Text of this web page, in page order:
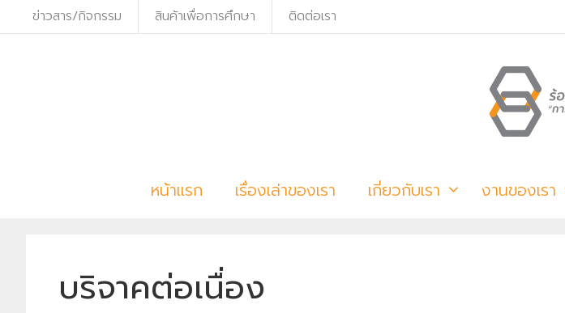
ข่าวสาร/กิจกรรม สินค้าเพื่อการศึกษา ติดต่อเรา
หน้าแรก เรื่องเล่าของเรา เกี่ยวกับเรา งานของเรา
บริจาคต่อเนื่อง